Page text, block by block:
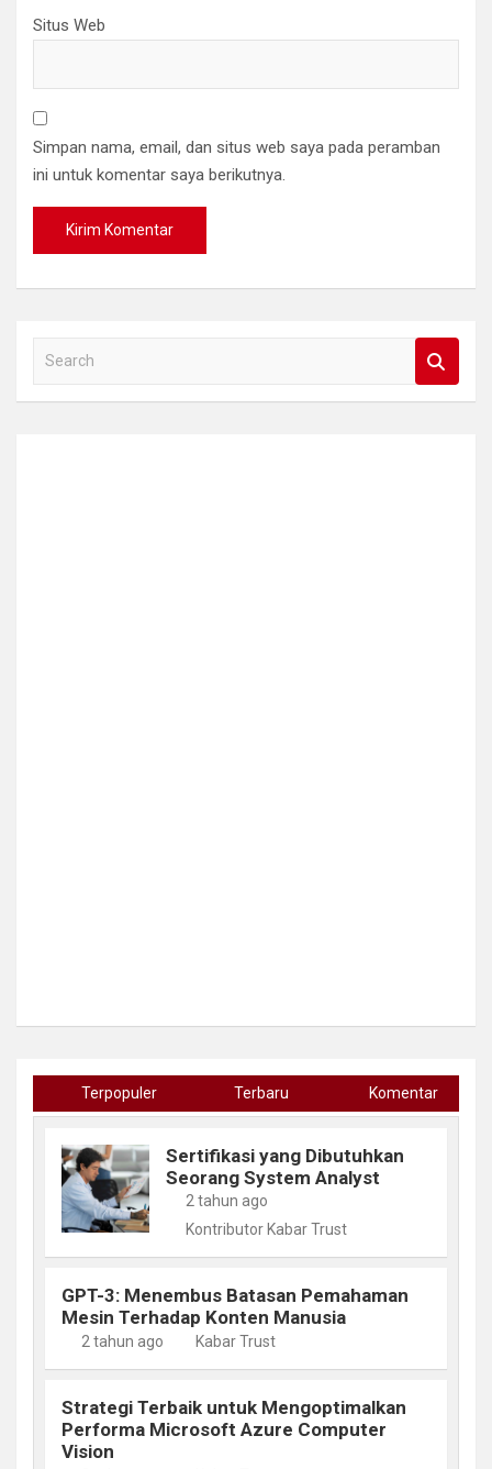
Situs Web
Simpan nama, email, dan situs web saya pada peramban
ini untuk komentar saya berikutnya.
a
Terpopuler Terbaru Komentar
Sertifikasi yang Dibutuhkan
Seorang System Analyst
2 tahun ago
Kontributor Kabar Trust
GPT-3: Menembus Batasan Pemahaman
Mesin Terhadap Konten Manusia
2 tahun ago Kabar Trust
Strategi Terbaik untuk Mengoptimalkan
Performa Microsoft Azure Computer
Vision